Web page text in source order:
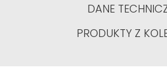
DANE
PRODUKTY Z